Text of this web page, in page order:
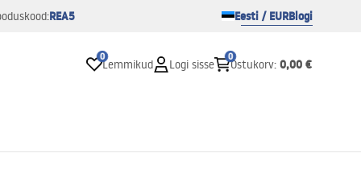
REA5 Eesti / EURBlogi
0
Lemmikud Logi sisse
0
Ostukorv: 0,00 €